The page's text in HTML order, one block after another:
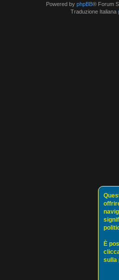
È
sulla
Powered by phpBB® Forum
Traduzione Italiana